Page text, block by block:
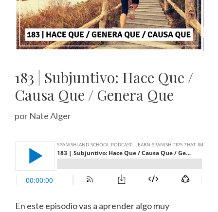
183 | Subjuntivo: Hace Que /
Causa Que / Genera Que
por Nate Alger
En este episodio vas a aprender algo muy